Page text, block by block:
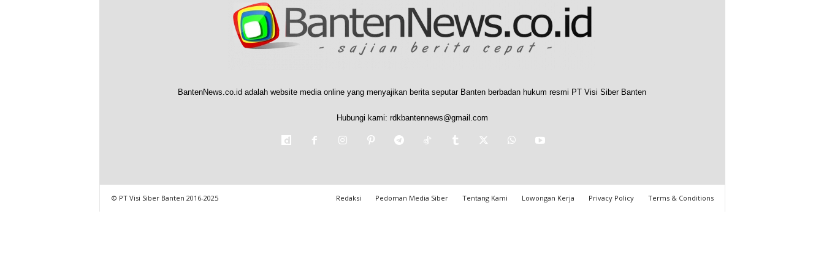
BantenNews.co.id adalah website media online yang menyajikan berita seputar Banten berbadan hukum resmi PT Visi Siber Banten
Hubungi kami: rdkbantennews@gmail.com
Redaksi Pedoman Media Siber Tentang Kami Lowongan Kerja Privacy Policy Terms & Conditions
© PT Visi Siber Banten 2016-2025